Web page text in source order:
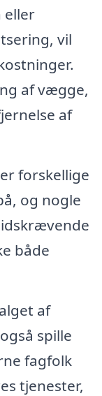
vil
af vægge,
af
forskellige
og nogle
både
af
spille
fagfolk
tjenester,